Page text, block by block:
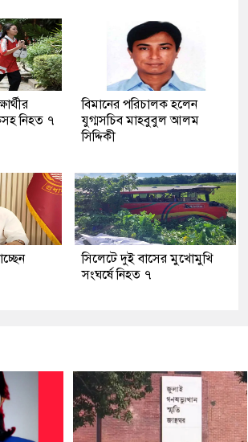
নিহত ৭
বিমানের পরিচালক হলেন
যুগ্মসচিব মাহবুবুল আলম
সিদ্দিকী
সিলেটে দুই বাসের মুখোমুখি
সংঘর্ষে নিহত ৭